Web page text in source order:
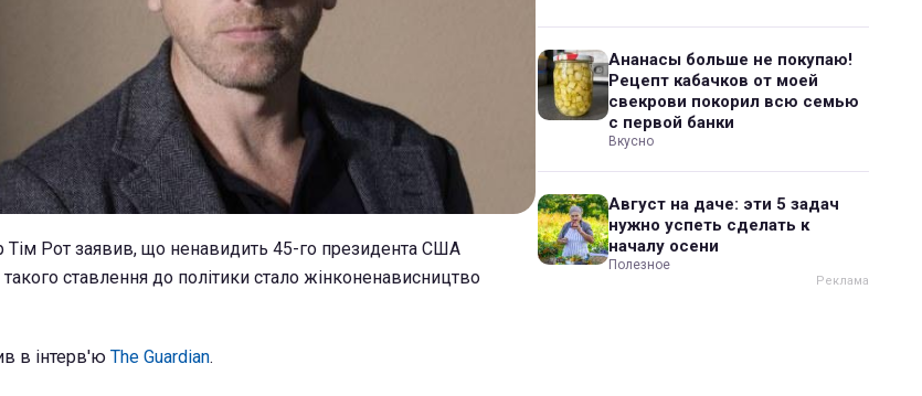
Тім Рот заявив, що ненавидить 45-го президента США
ставлення до політики стало жінконенависництво
в інтерв'ю The Guardian.
Ананасы больше не покупаю!
Рецепт кабачков от моей
свекрови покорил всю семью
с первой банки
Вкусно
Август на даче: эти 5 задач
нужно успеть сделать к
началу осени
Полезное